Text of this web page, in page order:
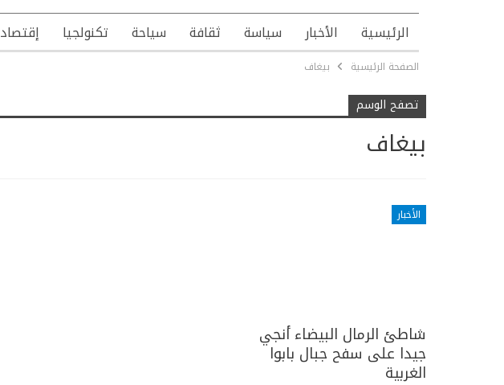
الرئيسية الأخبار سياسة ثقافة سياحة تكنولجيا إقتصاد
الصفحة الرئيسية بيغاف
تصفح الوسم
بيغاف
الأخبار
شاطئ الرمال البيضاء أنجي
جيدا على سفح جبال بابوا
الغربية